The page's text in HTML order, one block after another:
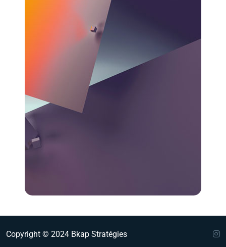
Copyright © 2024 Bkap Stratégies